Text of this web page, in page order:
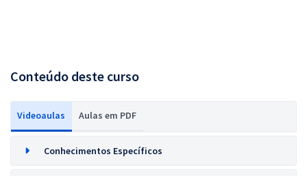
Conteúdo deste curso
Videoaulas Aulas em PDF
Conhecimentos Específicos